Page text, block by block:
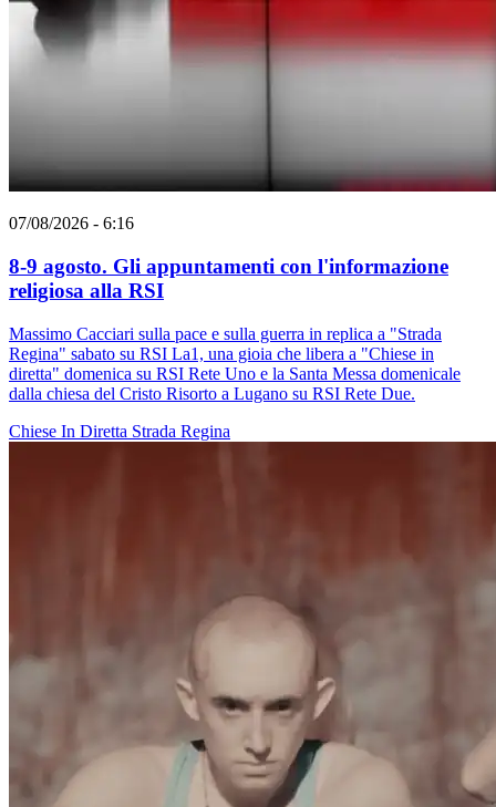
07/08/2026 - 6:16
8-9 agosto. Gli appuntamenti con l'informazione
religiosa alla RSI
Massimo Cacciari sulla pace e sulla guerra in replica a "Strada
Regina" sabato su RSI La1, una gioia che libera a "Chiese in
diretta" domenica su RSI Rete Uno e la Santa Messa domenicale
dalla chiesa del Cristo Risorto a Lugano su RSI Rete Due.
Chiese In Diretta Strada Regina